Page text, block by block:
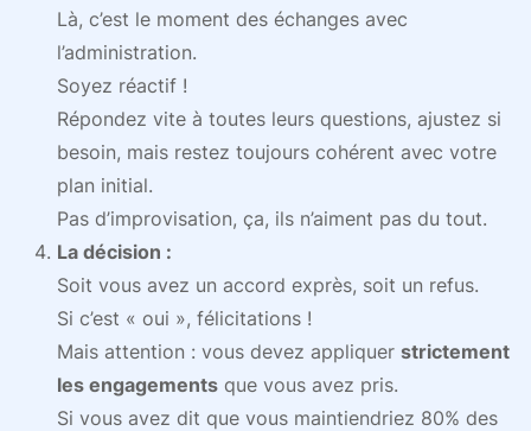
Là, c’est le moment des échanges avec
l’administration.
Soyez réactif !
Répondez vite à toutes leurs questions, ajustez si
besoin, mais restez toujours cohérent avec votre
plan initial.
Pas d’improvisation, ça, ils n’aiment pas du tout.
La décision :
Soit vous avez un accord exprès, soit un refus.
Si c’est « oui », félicitations !
Mais attention : vous devez appliquer strictement
les engagements que vous avez pris.
Si vous avez dit que vous maintiendriez 80% des